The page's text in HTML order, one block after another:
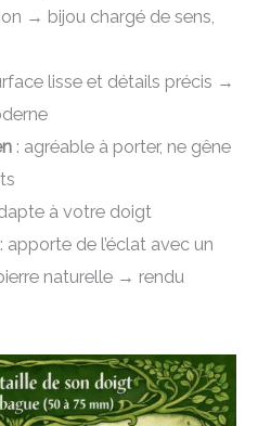
→ bijou chargé de sens,
lisse et détails précis →
: agréable à porter, ne gêne
à votre doigt
apporte de l’éclat avec un
naturelle → rendu